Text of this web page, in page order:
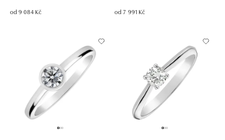
od 9 084 Kč od 7 991 Kč